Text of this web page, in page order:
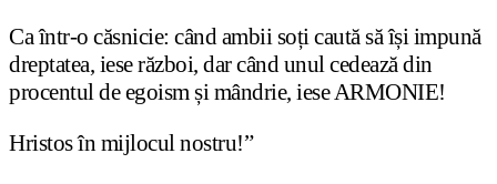
Ca într-o căsnicie: când ambii soți caută să își impună
dreptatea, iese război, dar când unul cedează din
procentul de egoism și mândrie, iese ARMONIE!
Hristos în mijlocul nostru!”